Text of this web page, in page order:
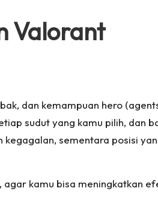
Valorant
dan kemampuan hero
sudut yang kamu pilih, dan
sementara posisi
kamu bisa meningkatkan